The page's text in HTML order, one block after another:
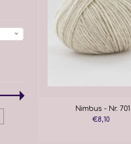
Nimbus - Nr. 701
€8,10